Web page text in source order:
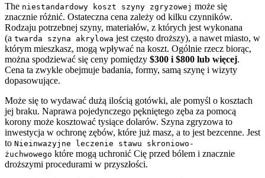
The niestandardowy koszt szyny zgryzowej może się
znacznie różnić. Ostateczna cena zależy od kilku czynników.
Rodzaju potrzebnej szyny, materiałów, z których jest wykonana
(a twarda szyna akrylowa jest często droższy), a nawet miasto, w
którym mieszkasz, mogą wpływać na koszt. Ogólnie rzecz biorąc,
można spodziewać się ceny pomiędzy $300 i $800 lub więcej.
Cena ta zwykle obejmuje badania, formy, samą szynę i wizyty
dopasowujące.
Może się to wydawać dużą ilością gotówki, ale pomyśl o kosztach
jej braku. Naprawa pojedynczego pękniętego zęba za pomocą
korony może kosztować tysiące dolarów. Szyna zgryzowa to
inwestycja w ochronę zębów, które już masz, a to jest bezcenne. Jest
to Nieinwazyjne leczenie stawu skroniowo-
żuchwowego które mogą uchronić Cię przed bólem i znacznie
droższymi procedurami w przyszłości.